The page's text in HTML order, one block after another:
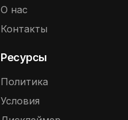
О нас
Контакты
Ресурсы
Политика
Условия